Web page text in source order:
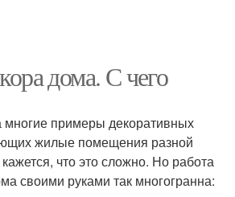
дома. С чего
многие примеры декоративных
жилые помещения разной
что это сложно. Но работа
своими руками так многогранна: